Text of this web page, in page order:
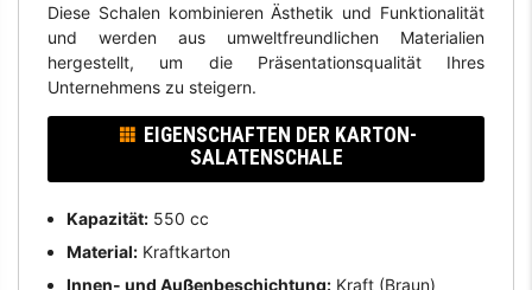
Diese Schalen kombinieren Ästhetik und Funktionalität
und werden aus umweltfreundlichen Materialien
hergestellt, um die Präsentationsqualität Ihres
Unternehmens zu steigern.
EIGENSCHAFTEN DER KARTON-
SALATENSCHALE
Kapazität:550 cc
Material:Kraftkarton
Innen- und Außenbeschichtung:Kraft (Braun)